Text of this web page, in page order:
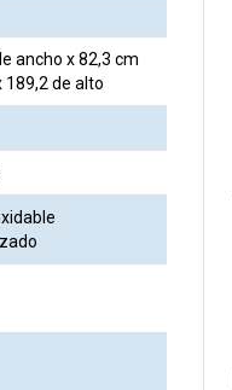
ancho x 82,3 cm
189,2 de alto